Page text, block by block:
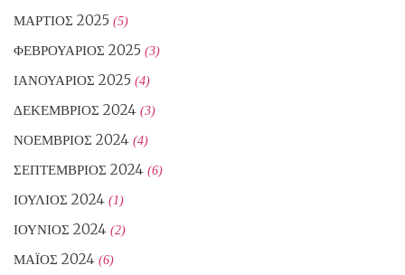
ΜΆΡΤΙΟΣ 2025 (5)
ΦΕΒΡΟΥΆΡΙΟΣ 2025 (3)
ΙΑΝΟΥΆΡΙΟΣ 2025 (4)
ΔΕΚΈΜΒΡΙΟΣ 2024 (3)
ΝΟΈΜΒΡΙΟΣ 2024 (4)
ΣΕΠΤΈΜΒΡΙΟΣ 2024 (6)
ΙΟΎΛΙΟΣ 2024 (1)
ΙΟΎΝΙΟΣ 2024 (2)
ΜΆΙΟΣ 2024 (6)